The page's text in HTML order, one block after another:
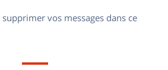
supprimer vos messages dans ce